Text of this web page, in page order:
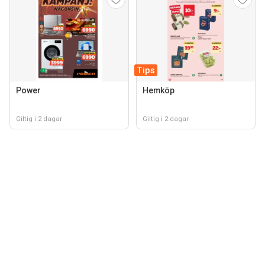
Power
Giltig i 2 dagar
Tips
Hemköp
Giltig i 2 dagar